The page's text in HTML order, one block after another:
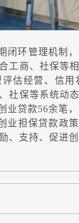
环管理机制
工商、社保等
估经营、信
社保等系统动
业贷款56余笔
担保贷款政
、支持、促进